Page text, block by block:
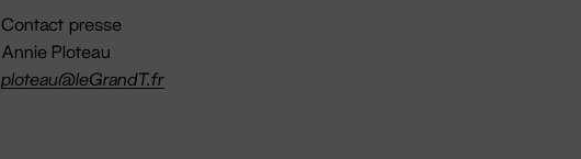
Contact presse
Annie Ploteau
ploteau@leGrandT.fr